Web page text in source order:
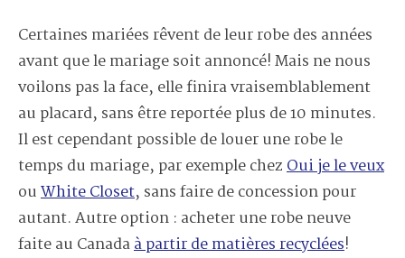
Certaines mariées rêvent de leur robe des années
avant que le mariage soit annoncé! Mais ne nous
voilons pas la face, elle finira vraisemblablement
au placard, sans être reportée plus de 10 minutes.
Il est cependant possible de louer une robe le
temps du mariage, par exemple chezOui je le veux
ouWhite Closet, sans faire de concession pour
autant. Autre option : acheter une robe neuve
faite au Canadaà partir de matières recyclées!